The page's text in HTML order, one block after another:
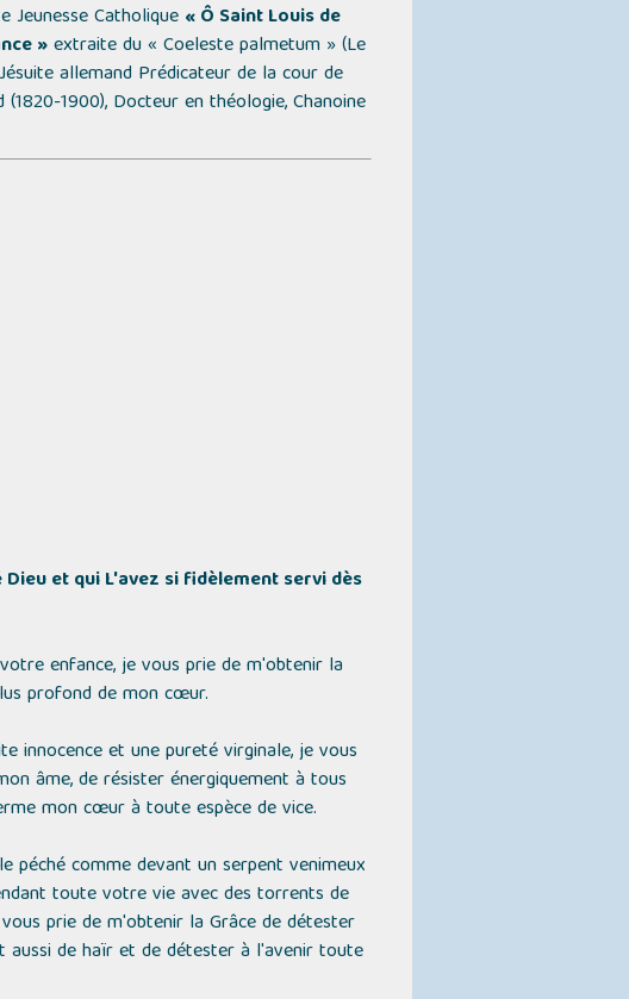
Jeunesse Catholique « Ô Saint Louis de
»extraite du« Coeleste palmetum » (Le
allemand Prédicateur de la cour de
1900), Docteur en théologie, Chanoine
et qui L'avez si fidèlement servi dès
enfance, je vous prie de m'obtenir la
profond de mon cœur.
innocence et une pureté virginale, je vous
âme, de résister énergiquement à tous
mon cœur à toute espèce de vice.
péché comme devant un serpent venimeux
toute votre vie avec des torrents de
prie de m'obtenir la Grâce de détester
aussi de haïr et de détester à l'avenir toute